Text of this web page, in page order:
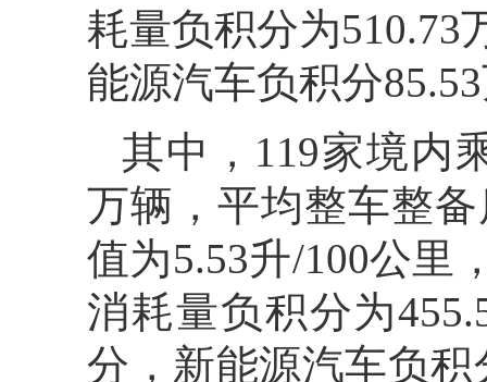
耗量负积分为510.73
能源汽车负积分
其中，119家境内
万辆，平均整车整
值为5.53升/100公里
消耗量负积分为
分，新能源汽车负